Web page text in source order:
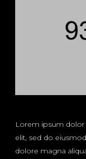
Lorem ipsum dolor
elit, sed do
dolore magna